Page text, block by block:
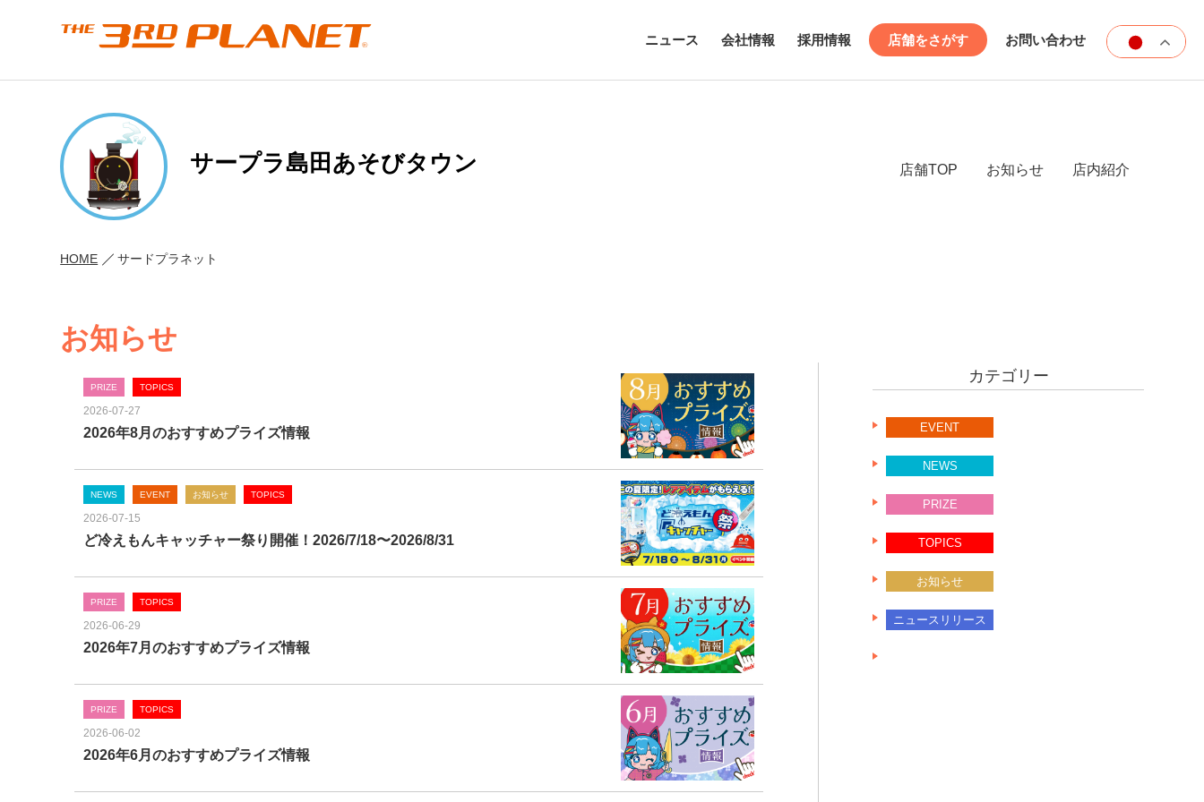
ニュース 会社情報 採用情報 店舗をさがす お問い合わせ
サープラ島田あそびタウン 店舗TOP お知らせ 店内紹介
HOME サードプラネット
お知らせ
PRIZE TOPICS
2026-07-27
2026年8月のおすすめプライズ情報
NEWS EVENT お知らせ TOPICS
2026-07-15
ど冷えもんキャッチャー祭り開催！2026/7/18〜2026/8/31
PRIZE TOPICS
2026-06-29
2026年7月のおすすめプライズ情報
PRIZE TOPICS
2026-06-02
2026年6月のおすすめプライズ情報
カテゴリー
EVENT
NEWS
PRIZE
TOPICS
お知らせ
ニュースリリース